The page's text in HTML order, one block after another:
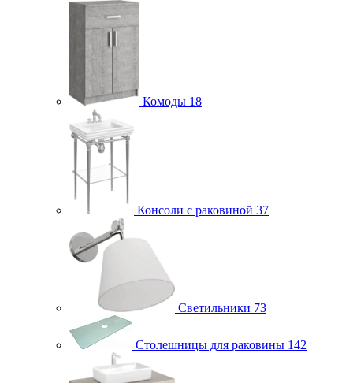
Комоды 18
Консоли с раковиной 37
Светильники 73
Столешницы для раковины 142